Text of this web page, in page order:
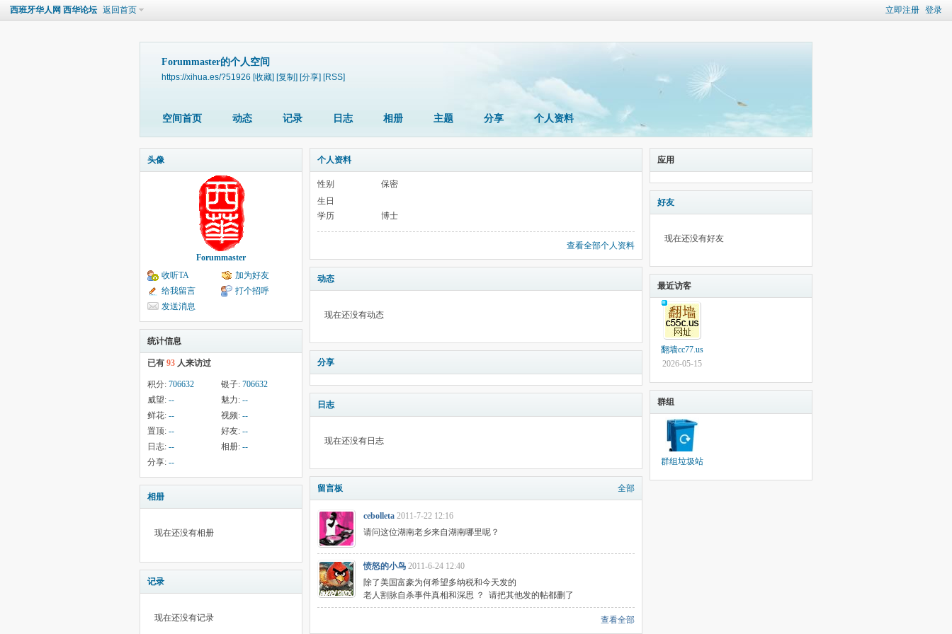
立即注册 登录
西班牙华人网 西华论坛 返回首页
Forummaster的个人空间
https://xihua.es/?51926 [收藏] [复制] [分享] [RSS]
空间首页 动态 记录 日志 相册 主题 分享 个人资料
头像
Forummaster
收听TA
加为好友
给我留言
打个招呼
发送消息
统计信息
已有 93 人来访过
积分: 706632 银子: 706632
威望: -- 魅力: --
鲜花: -- 视频: --
置顶: -- 好友: --
日志: -- 相册: --
分享: --
相册
现在还没有相册
记录
现在还没有记录
个人资料
性别
保密
生日
学历
博士
查看全部个人资料
动态
现在还没有动态
分享
日志
现在还没有日志
留言板 全部
cebolleta 2011-7-22 12:16
请问这位湖南老乡来自湖南哪里呢？
愤怒的小鸟 2011-6-24 12:40
除了美国富豪为何希望多纳税和今天发的
老人割脉自杀事件真相和深思 ？ 请把其他发的帖都删了
查看全部
应用
好友
现在还没有好友
最近访客
翻墙cc77.us
2026-05-15
群组
群组垃圾站